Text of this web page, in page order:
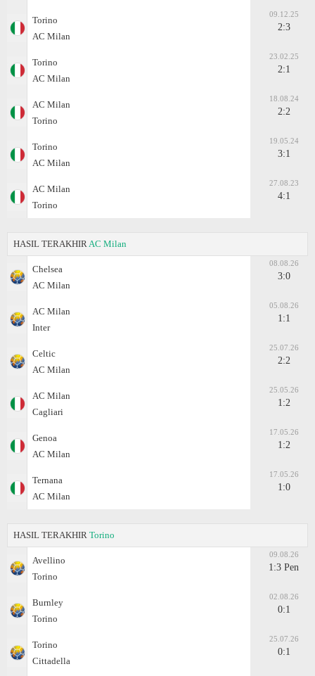
Torino
AC Milan
09.12.25
2:3
Torino
AC Milan
23.02.25
2:1
AC Milan
Torino
18.08.24
2:2
Torino
AC Milan
19.05.24
3:1
AC Milan
Torino
27.08.23
4:1
HASIL TERAKHIR AC Milan
Chelsea
AC Milan
08.08.26
3:0
AC Milan
Inter
05.08.26
1:1
Celtic
AC Milan
25.07.26
2:2
AC Milan
Cagliari
25.05.26
1:2
Genoa
AC Milan
17.05.26
1:2
Ternana
AC Milan
17.05.26
1:0
HASIL TERAKHIR Torino
Avellino
Torino
09.08.26
1:3 Pen
Burnley
Torino
02.08.26
0:1
Torino
Cittadella
25.07.26
0:1